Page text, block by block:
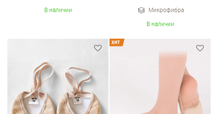
В наличии Микрофибра
В наличии
ХИТ